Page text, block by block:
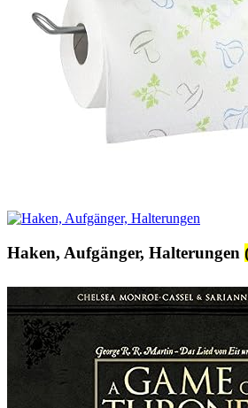
Haken, Aufgänger, Halterungen